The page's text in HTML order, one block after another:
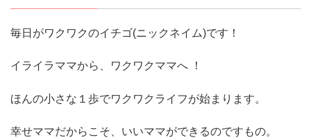
毎日がワクワクのイチゴ(ニックネイム)です！
イライラママから、ワクワクママへ ！
ほんの小さな１歩でワクワクライフが始まります。
幸せママだからこそ、いいママができるのですもの。